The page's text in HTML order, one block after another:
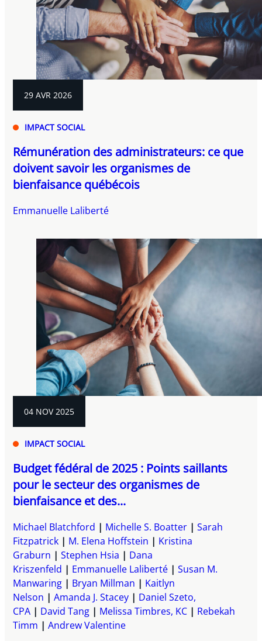
29 AVR 2026
IMPACT SOCIAL
Rémunération des administrateurs: ce que
doivent savoir les organismes de
bienfaisance québécois
Emmanuelle Laliberté
04 NOV 2025
IMPACT SOCIAL
Budget fédéral de 2025 : Points saillants
pour le secteur des organismes de
bienfaisance et des...
Michael Blatchford Michelle S. Boatter
Sarah
Fitzpatrick
M. Elena Hoffstein
Kristina
Graburn
Stephen Hsia
Dana
Kriszenfeld
Emmanuelle Laliberté
Susan M.
Manwaring
Bryan Millman
Kaitlyn
Nelson
Amanda J. Stacey
Daniel Szeto,
CPA
David Tang Melissa Timbres, KC
Rebekah
Timm
Andrew Valentine